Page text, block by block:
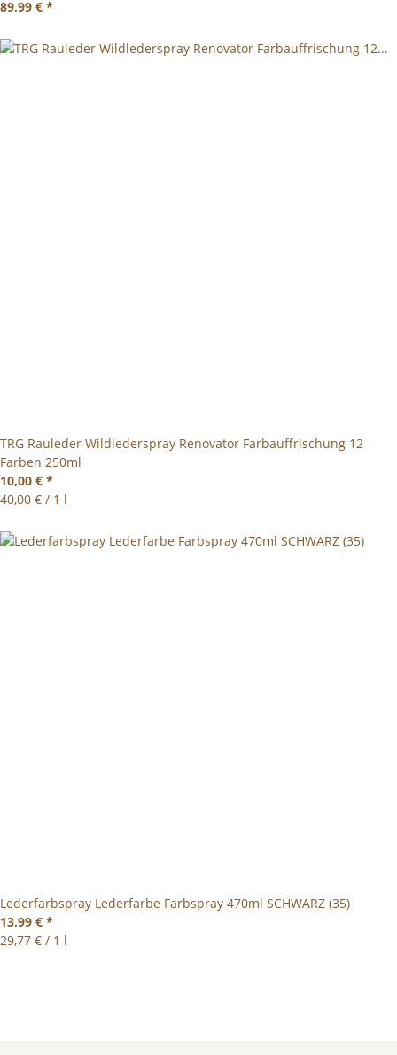
89,99 € *
TRG Rauleder Wildlederspray Renovator Farbauffrischung 12
Farben 250ml
10,00 € *
40,00 € / 1 l
Lederfarbspray Lederfarbe Farbspray 470ml SCHWARZ (35)
13,99 € *
29,77 € / 1 l